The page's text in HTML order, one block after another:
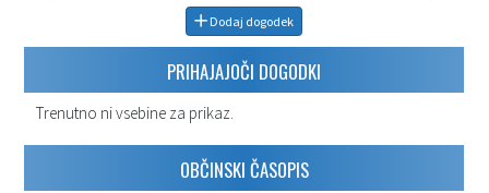
Dodaj dogodek
PRIHAJAJOČI DOGODKI
Trenutno ni vsebine za prikaz.
OBČINSKI ČASOPIS